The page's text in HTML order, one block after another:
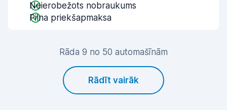
Neierobežots nobraukums
Pilna priekšapmaksa
Rāda 9 no 50 automašīnām
Rādīt vairāk